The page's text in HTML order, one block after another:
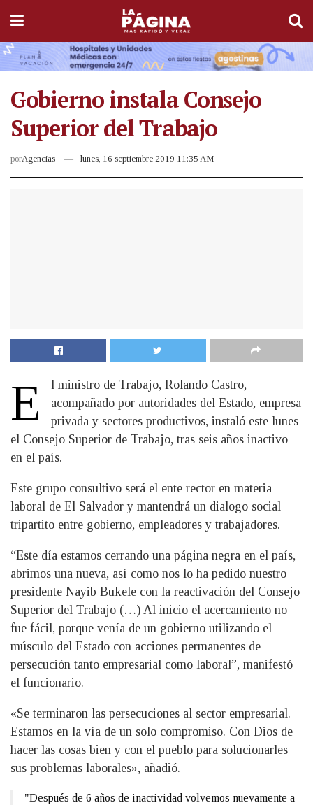
Gobierno instala Consejo
Superior del Trabajo
porAgencias lunes, 16 septiembre 2019 11:35 AM
E
l ministro de Trabajo, Rolando Castro,
acompañado por autoridades del Estado, empresa
privada y sectores productivos, instaló este lunes
el Consejo Superior de Trabajo, tras seis años inactivo
en el país.
Este grupo consultivo será el ente rector en materia
laboral de El Salvador y mantendrá un dialogo social
tripartito entre gobierno, empleadores y trabajadores.
“Este día estamos cerrando una página negra en el país,
abrimos una nueva, así como nos lo ha pedido nuestro
presidente Nayib Bukele con la reactivación del Consejo
Superior del Trabajo (…) Al inicio el acercamiento no
fue fácil, porque venía de un gobierno utilizando el
músculo del Estado con acciones permanentes de
persecución tanto empresarial como laboral”, manifestó
el funcionario.
«Se terminaron las persecuciones al sector empresarial.
Estamos en la vía de un solo compromiso. Con Dios de
hacer las cosas bien y con el pueblo para solucionarles
sus problemas laborales», añadió.
"Después de 6 años de inactividad volvemos nuevamente a